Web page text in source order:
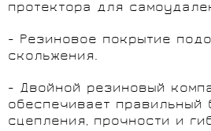
протектора для
- Резиновое покрытие
скольжения.
- Двойной резиновый
обеспечивает правильный
сцепления, прочности и